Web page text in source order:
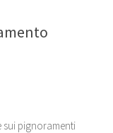
sui pignoramenti